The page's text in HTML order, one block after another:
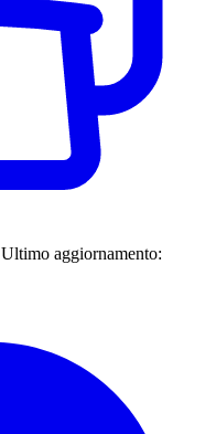
Ultimo aggiornamento: